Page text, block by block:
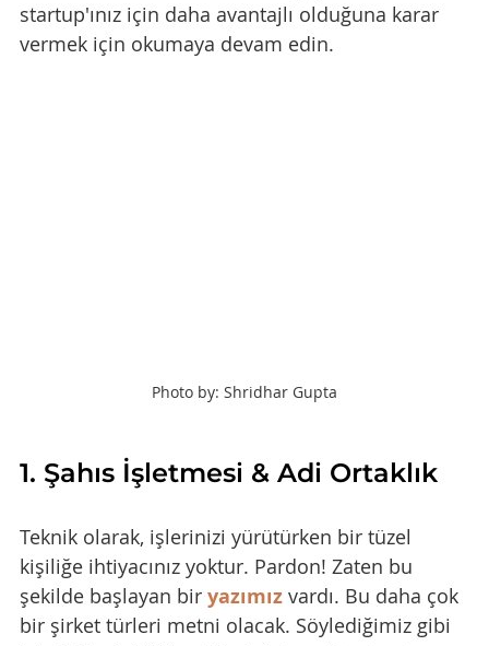
startup'ınız için daha avantajlı olduğuna karar
vermek için okumaya devam edin.
Photo by: Shridhar Gupta
1. Şahıs İşletmesi & Adi Ortaklık
Teknik olarak, işlerinizi yürütürken bir tüzel
kişiliğe ihtiyacınız yoktur. Pardon! Zaten bu
şekilde başlayan bir yazımız vardı. Bu daha çok
bir şirket türleri metni olacak. Söylediğimiz gibi